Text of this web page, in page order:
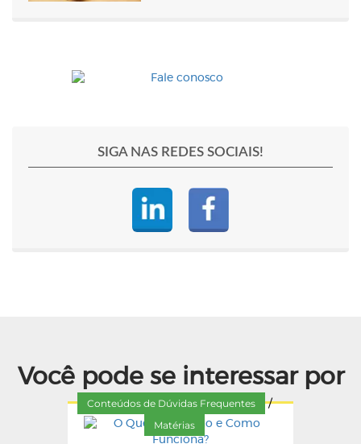
SIGA NAS REDES SOCIAIS!
Você pode se interessar por
Conteúdos de Dúvidas Frequentes /
Matérias